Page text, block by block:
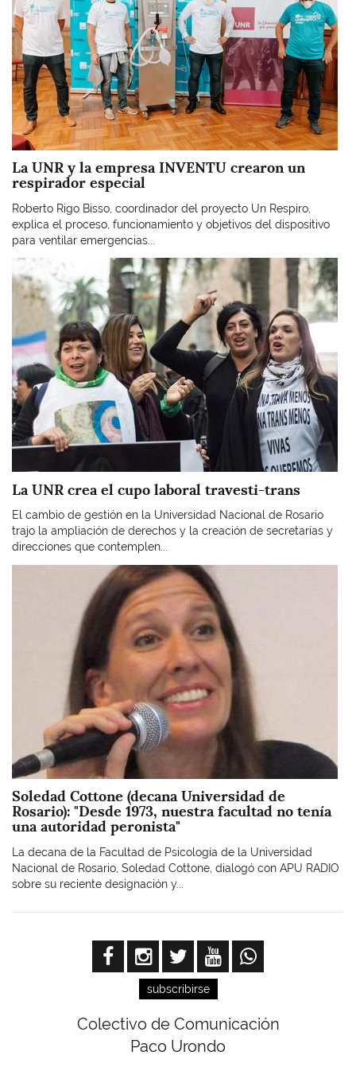
La UNR y la empresa INVENTU crearon un
respirador especial
Roberto Rigo Bisso, coordinador del proyecto Un Respiro,
explica el proceso, funcionamiento y objetivos del dispositivo
para ventilar emergencias...
Imagen
La UNR crea el cupo laboral travesti-trans
El cambio de gestión en la Universidad Nacional de Rosario
trajo la ampliación de derechos y la creación de secretarías y
direcciones que contemplen...
Soledad Cottone (decana Universidad de
Rosario): "Desde 1973, nuestra facultad no tenía
una autoridad peronista"
La decana de la Facultad de Psicología de la Universidad
Nacional de Rosario, Soledad Cottone, dialogó con APU RADIO
sobre su reciente designación y...
subscribirse
Colectivo de Comunicación
Paco Urondo